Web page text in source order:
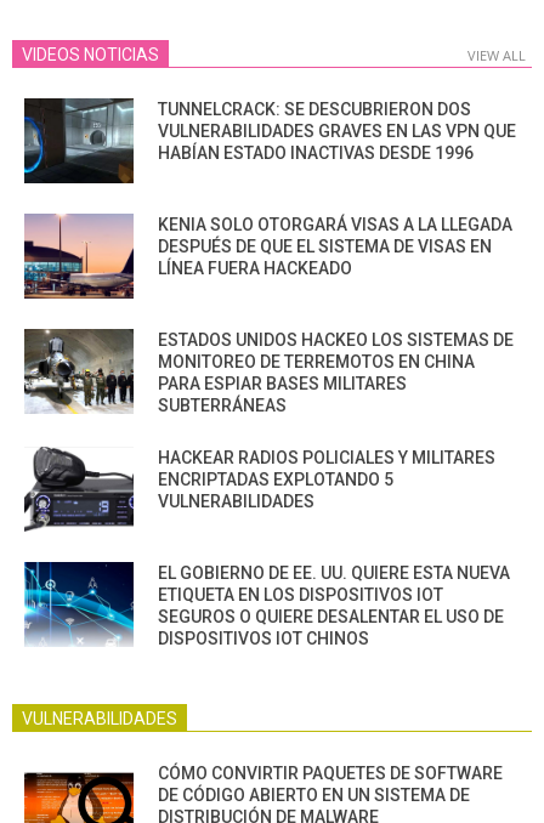
VIDEOS NOTICIAS VIEW ALL
TUNNELCRACK: SE DESCUBRIERON DOS
VULNERABILIDADES GRAVES EN LAS VPN QUE
HABÍAN ESTADO INACTIVAS DESDE 1996
KENIA SOLO OTORGARÁ VISAS A LA LLEGADA
DESPUÉS DE QUE EL SISTEMA DE VISAS EN
LÍNEA FUERA HACKEADO
ESTADOS UNIDOS HACKEO LOS SISTEMAS DE
MONITOREO DE TERREMOTOS EN CHINA
PARA ESPIAR BASES MILITARES
SUBTERRÁNEAS
HACKEAR RADIOS POLICIALES Y MILITARES
ENCRIPTADAS EXPLOTANDO 5
VULNERABILIDADES
EL GOBIERNO DE EE. UU. QUIERE ESTA NUEVA
ETIQUETA EN LOS DISPOSITIVOS IOT
SEGUROS O QUIERE DESALENTAR EL USO DE
DISPOSITIVOS IOT CHINOS
VULNERABILIDADES
CÓMO CONVIRTIR PAQUETES DE SOFTWARE
DE CÓDIGO ABIERTO EN UN SISTEMA DE
DISTRIBUCIÓN DE MALWARE